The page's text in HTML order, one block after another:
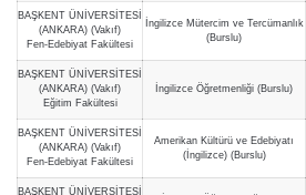
BAŞKENT ÜNİVERSİTESİ
(ANKARA) (Vakıf)
Fen-Edebiyat Fakültesi
İngilizce Mütercim ve Tercümanlık
(Burslu)
BAŞKENT ÜNİVERSİTESİ
(ANKARA) (Vakıf)
Eğitim Fakültesi
İngilizce Öğretmenliği (Burslu)
BAŞKENT ÜNİVERSİTESİ
(ANKARA) (Vakıf)
Fen-Edebiyat Fakültesi
Amerikan Kültürü ve Edebiyatı
(İngilizce) (Burslu)
BAŞKENT ÜNİVERSİTESİ